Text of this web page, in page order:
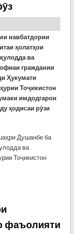
навбатдории
ҳолатҳои
ва
граждании
Ҳукумати
Тоҷикистон
имдодгарон
ҳодисаи рӯзи
Душанбе ба
ва
Тоҷикистон
рӯз
фаъолияти